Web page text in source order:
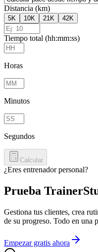
Distancia (km)
5K 10K 21K 42K
Tiempo total (hh:mm:ss)
Horas
Minutos
Segundos
Calcular
¿Eres entrenador personal?
Prueba
Gestiona tus clientes, crea
de su progreso. Todo en una
Empezar gratis ahora